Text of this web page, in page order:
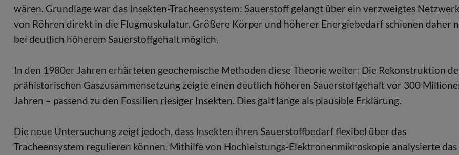
wären. Grundlage war das Insekten-Tracheensystem: Sauerstoff gelangt über ein verzweigtes Netzwerk
von Röhren direkt in die Flugmuskulatur. Größere Körper und höherer Energiebedarf schienen daher
bei deutlich höherem Sauerstoffgehalt möglich.
In den 1980er Jahren erhärteten geochemische Methoden diese Theorie weiter: Die Rekonstruktion
prähistorischen Gaszusammensetzung zeigte einen deutlich höheren Sauerstoffgehalt vor 300
Jahren – passend zu den Fossilien riesiger Insekten. Dies galt lange als plausible Erklärung.
Die neue Untersuchung zeigt jedoch, dass Insekten ihren Sauerstoffbedarf flexibel über das
Tracheensystem regulieren können. Mithilfe von Hochleistungs-Elektronenmikroskopie analysierte das